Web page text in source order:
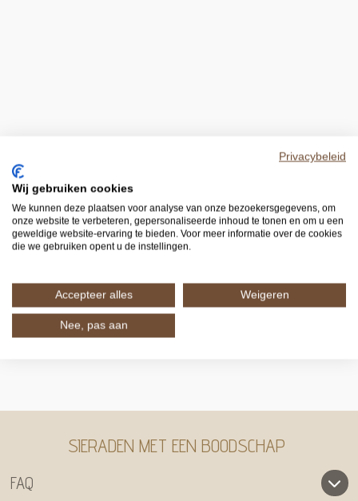
SIERADEN MET EEN BOODSCHAP
FAQ
Privacybeleid
Wij gebruiken cookies
We kunnen deze plaatsen voor analyse van onze bezoekersgegevens, om
onze website te verbeteren, gepersonaliseerde inhoud te tonen en om u een
geweldige website-ervaring te bieden. Voor meer informatie over de cookies
die we gebruiken opent u de instellingen.
Accepteer alles Weigeren
Nee, pas aan